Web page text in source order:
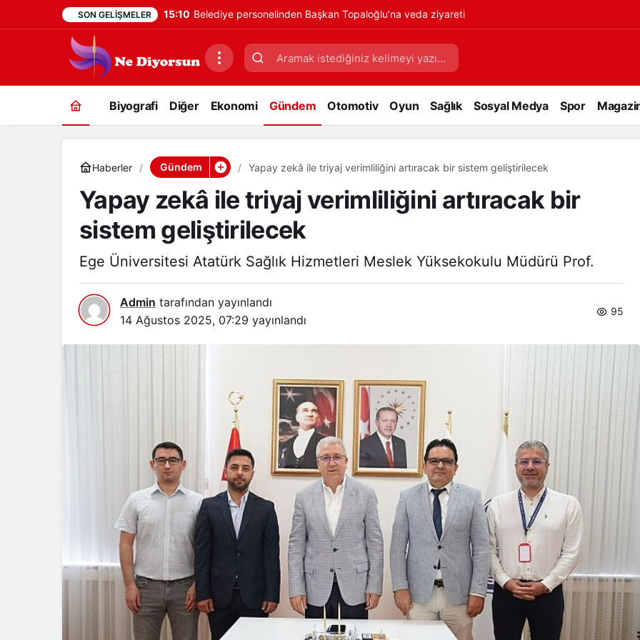
SON GELIŞMELER 15:10 Belediye personelinden Başkan Topaloğlu’na veda ziyareti
Biyografi Diğer Ekonomi Gündem Otomotiv Oyun Sağlık Sosyal Medya Spor
Haberler Gündem Yapay zekâ ile triyaj verimliliğini artıracak bir sistem geliştirilecek
Yapay zekâ ile triyaj verimliliğini artıracak bir
sistem geliştirilecek
Ege Üniversitesi Atatürk Sağlık Hizmetleri Meslek Yüksekokulu Müdürü Prof.
Admin tarafından yayınlandı
14 Ağustos 2025, 07:29 yayınlandı
95